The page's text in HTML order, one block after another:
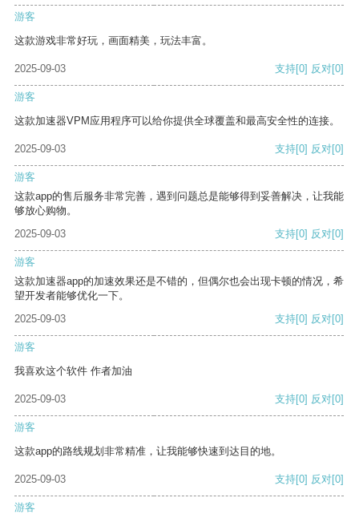
游客
这款游戏非常好玩，画面精美，玩法丰富。
2025-09-03 支持[0] 反对[0]
游客
这款加速器VPM应用程序可以给你提供全球覆盖和最高安全性的连接。
2025-09-03 支持[0] 反对[0]
游客
这款app的售后服务非常完善，遇到问题总是能够得到妥善解决，让我能
够放心购物。
2025-09-03
支持[0] 反对[0]
游客
这款加速器app的加速效果还是不错的，但偶尔也会出现卡顿的情况，希
望开发者能够优化一下。
2025-09-03
支持[0] 反对[0]
游客
我喜欢这个软件 作者加油
2025-09-03 支持[0] 反对[0]
游客
这款app的路线规划非常精准，让我能够快速到达目的地。
2025-09-03 支持[0] 反对[0]
游客